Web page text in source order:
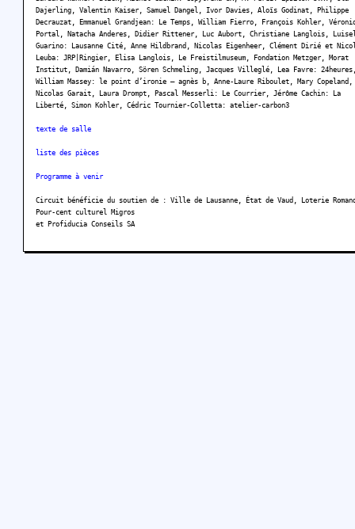
Dajerling, Valentin Kaiser, Samuel Dangel, Ivor Davies, Aloïs Godinat, Philippe
Decrauzat, Emmanuel Grandjean: Le Temps, William Fierro, François Kohler,
Portal, Natacha Anderes, Didier Rittener, Luc Aubort, Christiane Langlois,
Guarino: Lausanne Cité, Anne Hildbrand, Nicolas Eigenheer, Clément Dirié et
Leuba: JRP|Ringier, Elisa Langlois, Le Freistilmuseum, Fondation Metzger, Morat
Institut, Damián Navarro, Sören Schmeling, Jacques Villeglé, Lea Favre:
William Massey: le point d’ironie – agnès b, Anne-Laure Riboulet, Mary Copeland,
Nicolas Garait, Laura Drompt, Pascal Messerli: Le Courrier, Jérôme Cachin: La
Liberté, Simon Kohler, Cédric Tournier-Colletta: atelier-carbon3
texte de salle
liste des pièces
Programme à venir
Circuit bénéficie du soutien de : Ville de Lausanne, État de Vaud, Loterie
Pour-cent culturel Migros
et Profiducia Conseils SA